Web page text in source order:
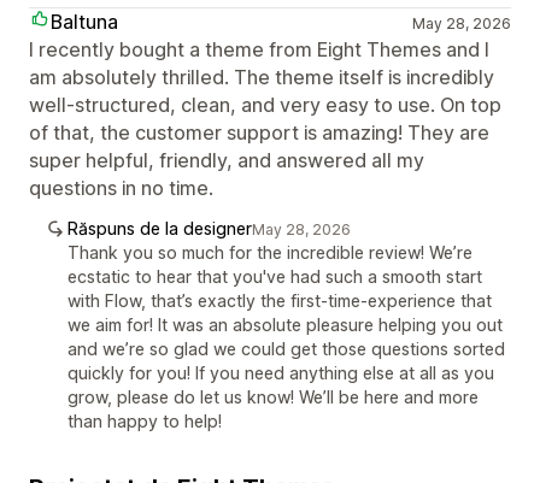
Baltuna May 28, 2026
I recently bought a theme from Eight Themes and I
am absolutely thrilled. The theme itself is incredibly
well-structured, clean, and very easy to use. On top
of that, the customer support is amazing! They are
super helpful, friendly, and answered all my
questions in no time.
Răspuns de la designerMay 28, 2026
Thank you so much for the incredible review! We’re
ecstatic to hear that you've had such a smooth start
with Flow, that’s exactly the first-time-experience that
we aim for! It was an absolute pleasure helping you out
and we’re so glad we could get those questions sorted
quickly for you! If you need anything else at all as you
grow, please do let us know! We’ll be here and more
than happy to help!